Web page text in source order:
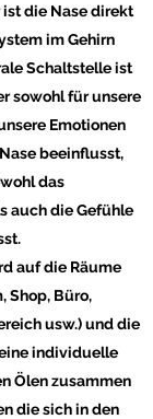
ist die Nase direkt
im Gehirn
Schaltstelle ist
sowohl für unsere
Emotionen
beeinflusst,
das
auch die Gefühle
auf die Räume
Shop, Büro,
usw.) und die
individuelle
Ölen zusammen
die sich in den